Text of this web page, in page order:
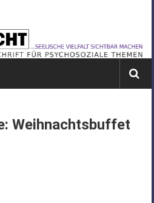
Weihnachtsbuffet